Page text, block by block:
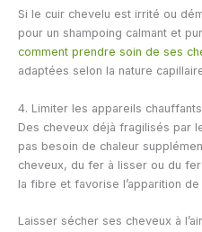
Si le cuir chevelu est irrité ou
pour un shampoing calmant et
comment prendre soin de ses
adaptées selon la nature
4. Limiter les appareils chauffants
Des cheveux déjà fragilisés par
pas besoin de chaleur
cheveux, du fer à lisser ou du
la fibre et favorise l’apparition de
Laisser sécher ses cheveux à